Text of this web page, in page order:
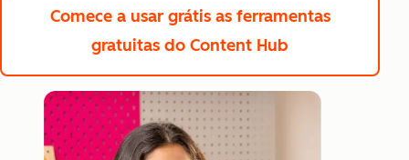
Comece a usar grátis as ferramentas
gratuitas do Content Hub